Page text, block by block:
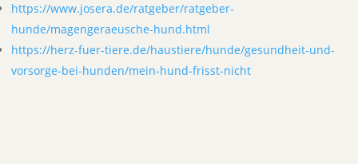
https://www.josera.de/ratgeber/ratgeber-
hunde/magengeraeusche-hund.html
https://herz-fuer-tiere.de/haustiere/hunde/gesundheit-und-
vorsorge-bei-hunden/mein-hund-frisst-nicht